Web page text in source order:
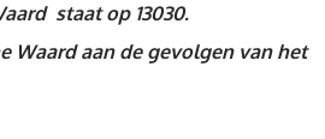
staat op 13030.
Waard aan de gevolgen van het